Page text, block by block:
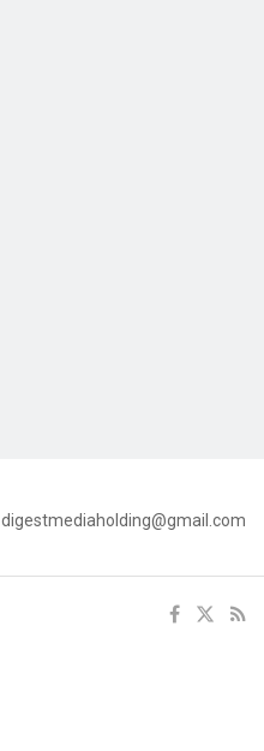
digestmediaholding@gmail.com